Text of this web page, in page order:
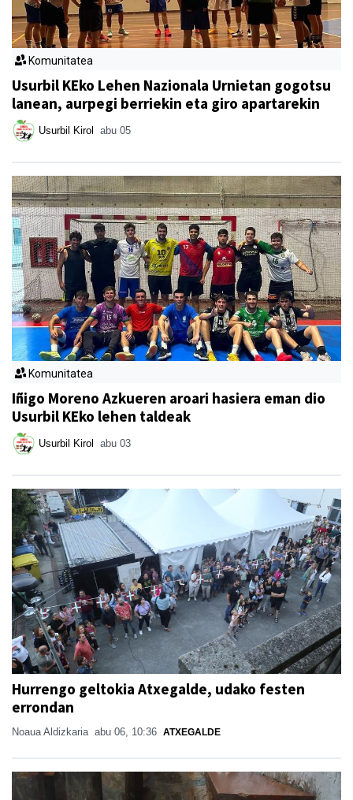
Komunitatea
Usurbil KEko Lehen Nazionala Urnietan gogotsu
lanean, aurpegi berriekin eta giro apartarekin
Usurbil Kirol abu 05
Komunitatea
Iñigo Moreno Azkueren aroari hasiera eman dio
Usurbil KEko lehen taldeak
Usurbil Kirol abu 03
Hurrengo geltokia Atxegalde, udako festen
errondan
Noaua Aldizkaria abu 06, 10:36 ATXEGALDE